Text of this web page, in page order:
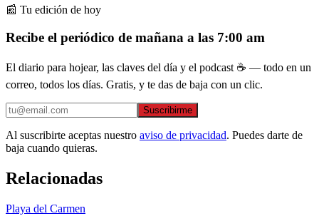
📰 Tu edición de hoy
Recibe el periódico de mañana a las 7:00 am
El diario para hojear, las claves del día y el podcast ☕ — todo en un
correo, todos los días. Gratis, y te das de baja con un clic.
Suscribirme
Al suscribirte aceptas nuestro aviso de privacidad. Puedes darte de
baja cuando quieras.
Relacionadas
Playa del Carmen